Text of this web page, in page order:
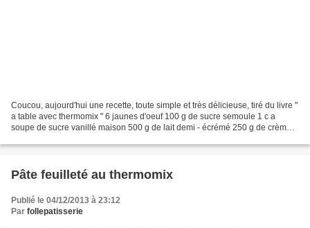
Coucou, aujourd'hui une recette, toute simple et très délicieuse, tiré du livre "
a table avec thermomix " 6 jaunes d'oeuf 100 g de sucre semoule 1 c a
soupe de sucre vanillé maison 500 g de lait demi - écrémé 250 g de crème
Pâte feuilleté au thermomix
Publié le 04/12/2013 à 23:12
Par follepatisserie